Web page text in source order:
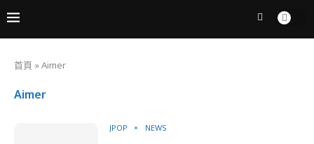
首頁 »Aimer
Aimer
JPOP NEWS